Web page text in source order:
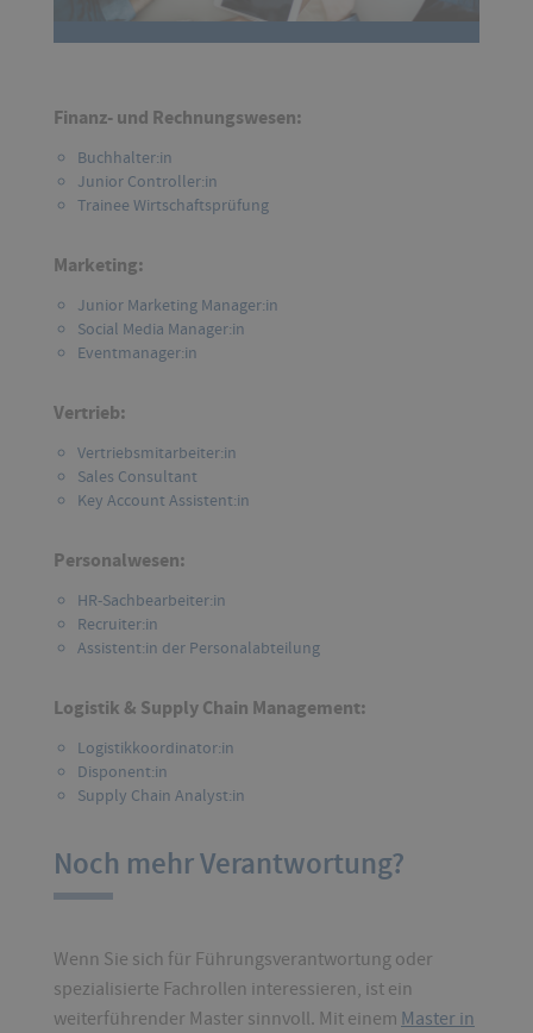
Finanz- und Rechnungswesen:
Buchhalter:in
Junior Controller:in
Trainee Wirtschaftsprüfung
Marketing:
Junior Marketing Manager:in
Social Media Manager:in
Eventmanager:in
Vertrieb:
Vertriebsmitarbeiter:in
Sales Consultant
Key Account Assistent:in
Personalwesen:
HR-Sachbearbeiter:in
Recruiter:in
Assistent:in der Personalabteilung
Logistik & Supply Chain Management:
Logistikkoordinator:in
Disponent:in
Supply Chain Analyst:in
Noch mehr Verantwortung?
Wenn Sie sich für Führungsverantwortung oder
spezialisierte Fachrollen interessieren, ist ein
weiterführender Master sinnvoll. Mit einem Master in